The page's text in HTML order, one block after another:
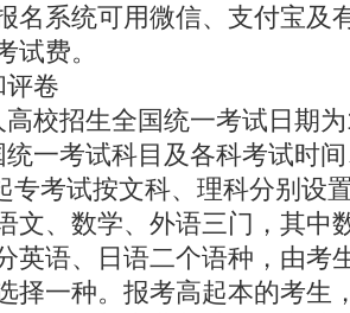
名系统可用微信、支付宝及
试费。
卷
校招生全国统一考试日期
一考试科目及各科考试时
专考试按文科、理科分别设
文、数学、外语三门，其中
英语、日语二个语种，由考
择一种。报考高起本的考生